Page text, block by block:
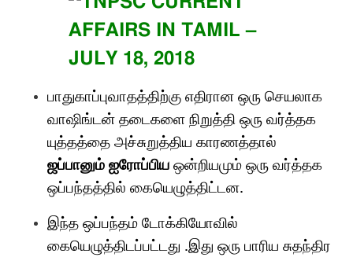
பாதுகாப்புவாதத்திற்கு எதிரான ஒரு செயலாக
வாஷிங்டன் தடைகளை நிறுத்தி ஒரு வர்த்தக
யுத்தத்தை அச்சுறுத்திய காரணத்தால்
ஜப்பானும் ஐரோப்பிய ஒன்றியமும் ஒரு வர்த்தக
ஒப்பந்தத்தில் கையெழுத்திட்டன.
இந்த ஒப்பந்தம் டோக்கியோவில்
கையெழுத்திடப்பட்டது .இது ஒரு பாரிய சுதந்திர